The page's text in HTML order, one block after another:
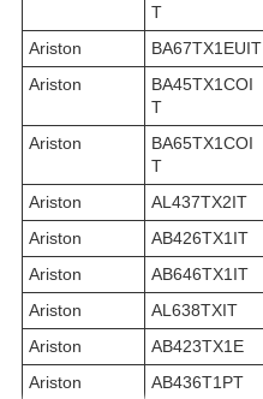
T
Ariston
BA67TX1EUIT
Ariston
BA45TX1COI
T
Ariston
BA65TX1COI
T
Ariston AL437TX2IT
Ariston
AB426TX1IT
Ariston
AB646TX1IT
Ariston
AL638TXIT
Ariston
AB423TX1E
Ariston
AB436T1PT